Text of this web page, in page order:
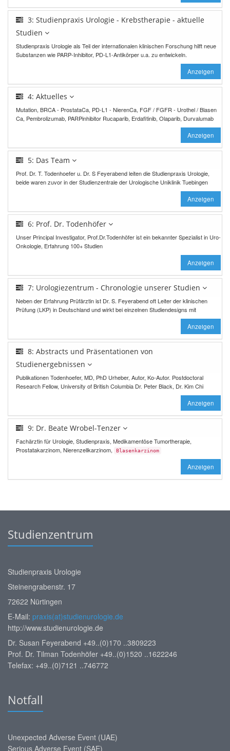
3: Studienpraxis Urologie - Krebstherapie - aktuelle
Studien
Studienpraxis Urologie als Teil der internationalen klinischen Forschung hilft neue
Substanzen wie PARP-Inhibitor, PD-L1-Antikörper u.a. zu entwickeln.
Anzeigen
4: Aktuelles
Mutation, BRCA - ProstataCa, PD-L1 - NierenCa, FGF / FGFR - Urothel / Blasen
Ca, Pembrolizumab, PARPinhibitor Rucaparib, Erdafitinib, Olaparib, Durvalumab
Anzeigen
5: Das Team
Prof. Dr. T. Todenhoefer u. Dr. S Feyerabend leiten die Studienpraxis Urologie,
beide waren zuvor in der Studienzentrale der Urologische Uniklinik Tuebingen
Anzeigen
6: Prof. Dr. Todenhöfer
Unser Principal Investigator, Prof.Dr.Todenhöfer ist ein bekannter Spezialist in Uro-
Onkologie, Erfahrung 100+ Studien
Anzeigen
7: Urologiezentrum - Chronologie unserer Studien
Neben der Erfahrung Prüfärztin ist Dr. S. Feyerabend oft Leiter der klinischen
Prüfung (LKP) in Deutschland und wirkt bei einzelnen Studiendesigns mit
Anzeigen
8: Abstracts und Präsentationen von
Studienergebnissen
Publikationen Todenhoefer, MD, PhD Urheber, Autor, Ko-Autor. Postdoctoral
Research Fellow, University of British Columbia Dr. Peter Black, Dr. Kim Chi
Anzeigen
9: Dr. Beate Wrobel-Tenzer
Fachärztin für Urologie, Studienpraxis, Medikamentöse Tumortherapie,
Prostatakarzinom, Nierenzellkarzinom,
Blasenkarzinom
Anzeigen
Studienzentrum
Studienpraxis Urologie
Steinengrabenstr. 17
72622 Nürtingen
E-Mail: praxis(at)studienurologie.de
http://www.studienurologie.de
Dr. Susan Feyerabend +49..(0)170 ..3809223
Prof. Dr. Tilman Todenhöfer +49..(0)1520 ..1622246
Telefax: +49..(0)7121 ..746772
Notfall
Unexpected Adverse Event (UAE)
Serious Adverse Event (SAE)